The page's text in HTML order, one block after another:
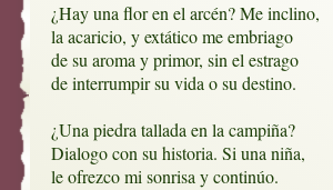
¿Hay una flor en el arcén? Me inclino,
la acaricio, y extático me embriago
de su aroma y primor, sin el estrago
de interrumpir su vida o su destino.
¿Una piedra tallada en la campiña?
Dialogo con su historia. Si una niña,
le ofrezco mi sonrisa y continúo.